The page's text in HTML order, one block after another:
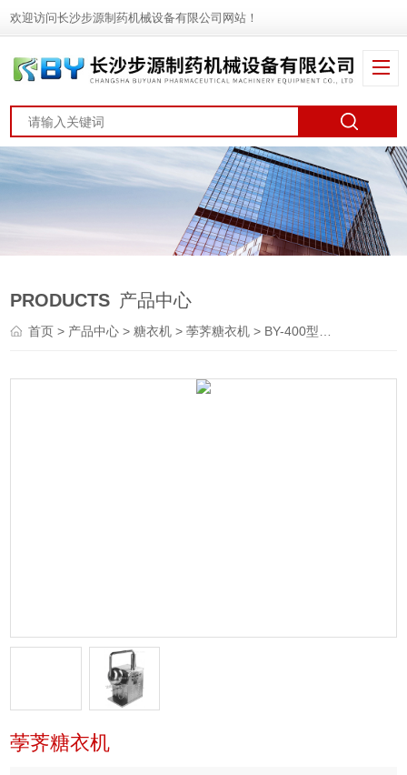
欢迎访问长沙步源制药机械设备有限公司网站！
PRODUCTS 产品中心
首页> 产品中心 >糖衣机 >荸荠糖衣机 > BY-400型荸荠糖衣机
荸荠糖衣机